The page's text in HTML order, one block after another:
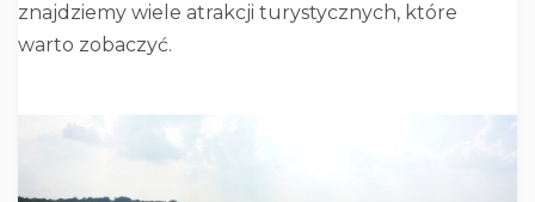
znajdziemy wiele atrakcji turystycznych, które
warto zobaczyć.